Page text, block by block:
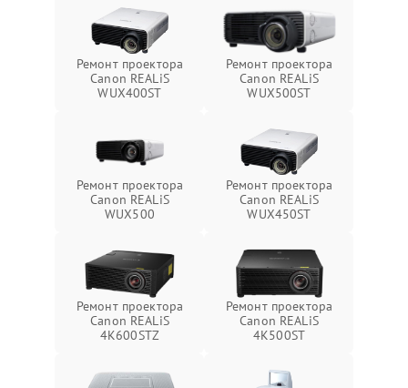
Ремонт проектора
Canon REALiS
WUX400ST
Ремонт проектора
Canon REALiS
WUX500ST
Ремонт проектора
Canon REALiS
WUX500
Ремонт проектора
Canon REALiS
WUX450ST
Ремонт проектора
Canon REALiS
4K600STZ
Ремонт проектора
Canon REALiS
4K500ST